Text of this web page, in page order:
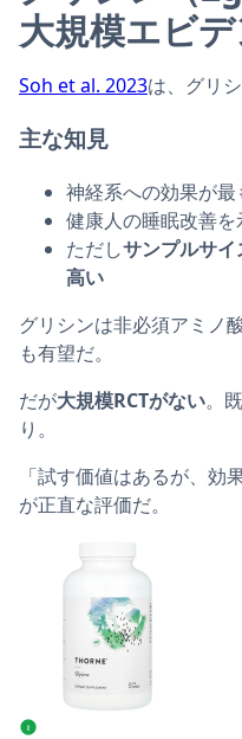
大規模エビ
Soh et al. 2023は、グリ
主な知見
神経系への効果が最
健康人の睡眠改善を
ただしサンプルサ
高い
グリシンは非必須アミノ
も有望だ。
だが大規模RCTがない。
り。
「試す価値はあるが、効
が正直な評価だ。
Thorne グリシン 500mg
i